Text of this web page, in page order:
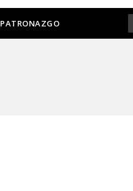
PATRONAZGO